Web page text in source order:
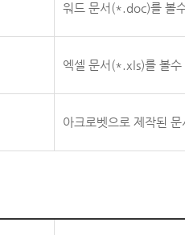
워드 문서(*.doc)를 볼
엑셀 문서(*.xls)를 볼수
아크로벳으로 제작된